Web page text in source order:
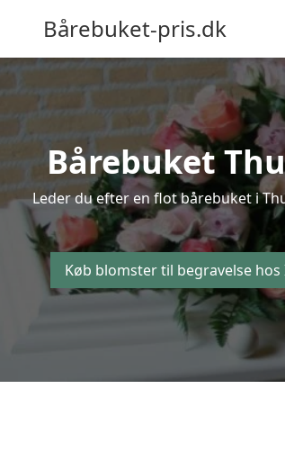
Bårebuket-pris.dk
Bårebuket
Leder du efter en flot bårebuket i
Køb blomster til begravelse